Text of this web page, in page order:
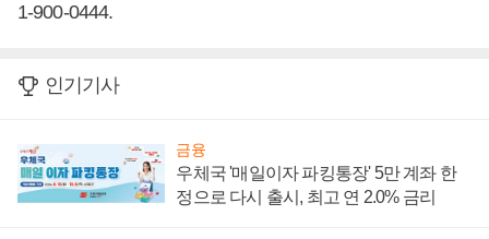
1-900-0444.
인기기사
금융
우체국 '매일이자 파킹통장' 5만 계좌 한
정으로 다시 출시, 최고 연 2.0% 금리